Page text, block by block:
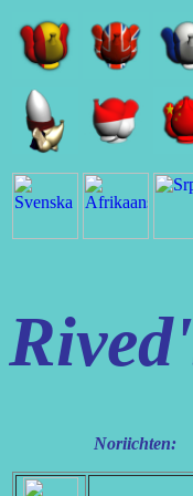
Noriichten: